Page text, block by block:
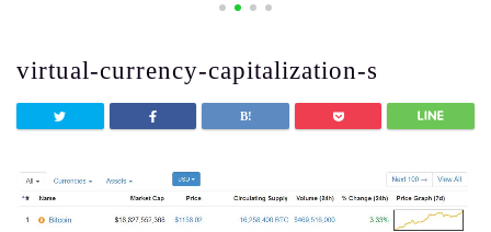
virtual-currency-capitalization-s